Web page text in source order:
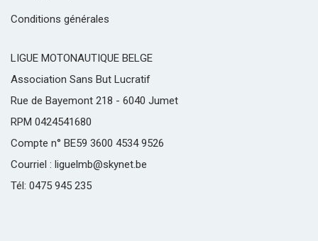
Conditions générales
LIGUE MOTONAUTIQUE BELGE
Association Sans But Lucratif
Rue de Bayemont 218 - 6040 Jumet
RPM 0424541680
Compte n° BE59 3600 4534 9526
Courriel : liguelmb@skynet.be
Tél: 0475 945 235